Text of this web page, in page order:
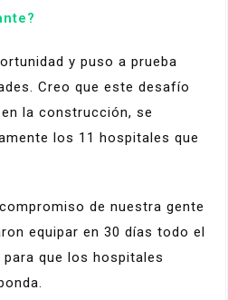
y puso a prueba
Creo que este desafío
la construcción, se
los 11 hospitales que
de nuestra gente
equipar en 30 días todo el
que los hospitales